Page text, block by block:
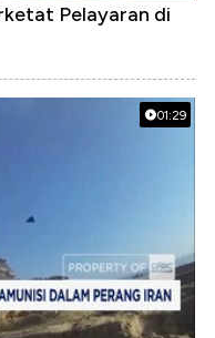
Pelayaran di
01:29